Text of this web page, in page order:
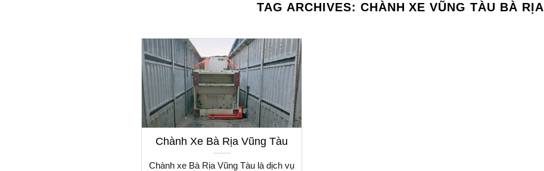
TAG ARCHIVES: CHÀNH XE VŨNG TÀU BÀ RỊA
Chành Xe Bà Rịa Vũng Tàu
Chành xe Bà Rịa Vũng Tàu là dịch vụ